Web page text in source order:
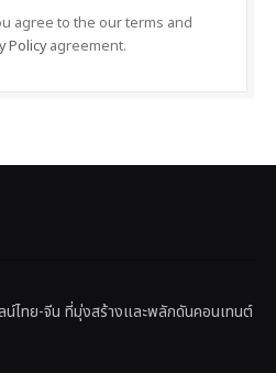
agree to the our terms and
Policyagreement.
ไทย-จีน ที่มุ่งสร้างและพลักดันคอนเทนต์